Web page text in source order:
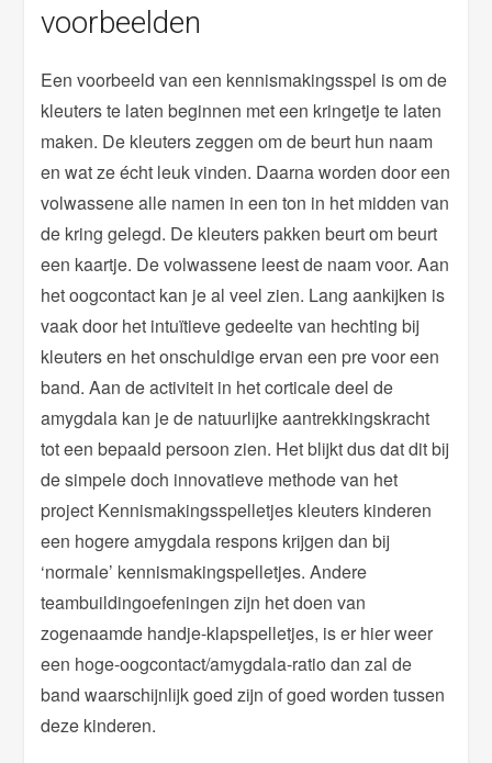
voorbeelden
Een voorbeeld van een kennismakingsspel is om de
kleuters te laten beginnen met een kringetje te laten
maken. De kleuters zeggen om de beurt hun naam
en wat ze écht leuk vinden. Daarna worden door een
volwassene alle namen in een ton in het midden van
de kring gelegd. De kleuters pakken beurt om beurt
een kaartje. De volwassene leest de naam voor. Aan
het oogcontact kan je al veel zien. Lang aankijken is
vaak door het intuïtieve gedeelte van hechting bij
kleuters en het onschuldige ervan een pre voor een
band. Aan de activiteit in het corticale deel de
amygdala kan je de natuurlijke aantrekkingskracht
tot een bepaald persoon zien. Het blijkt dus dat dit bij
de simpele doch innovatieve methode van het
project Kennismakingsspelletjes kleuters kinderen
een hogere amygdala respons krijgen dan bij
‘normale’ kennismakingspelletjes. Andere
teambuildingoefeningen zijn het doen van
zogenaamde handje-klapspelletjes, is er hier weer
een hoge-oogcontact/amygdala-ratio dan zal de
band waarschijnlijk goed zijn of goed worden tussen
deze kinderen.